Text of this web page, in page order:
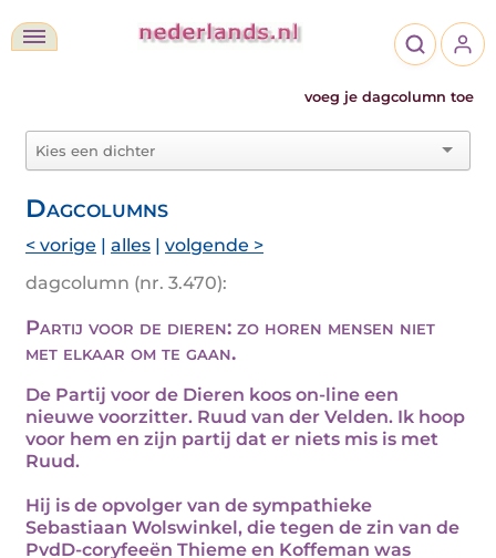
voeg je dagcolumn toe
Dagcolumns
< vorige | alles | volgende >
dagcolumn (nr. 3.470):
Partij voor de dieren: zo horen mensen niet
met elkaar om te gaan.
De Partij voor de Dieren koos on-line een
nieuwe voorzitter. Ruud van der Velden. Ik hoop
voor hem en zijn partij dat er niets mis is met
Ruud.
Hij is de opvolger van de sympathieke
Sebastiaan Wolswinkel, die tegen de zin van de
PvdD-coryfeeën Thieme en Koffeman was